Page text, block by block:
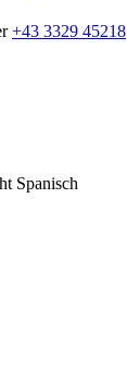
+43 3329 45218
Spanisch